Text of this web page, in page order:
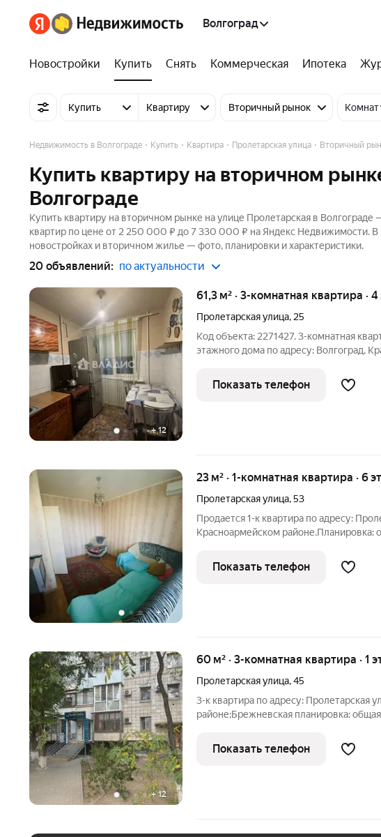
Волгоград
Новостройки Купить Снять Коммерческая Ипотека
Купить Квартиру Вторичный рынок Комнат
Недвижимость в Волгограде Купить Квартира Пролетарская улица Вторичный
Купить квартиру на вторичном
Волгограде
Купить квартиру на вторичном рынке на улице Пролетарская в
квартир по цене от 2 250 000 ₽ до 7 330 000 ₽ на Яндекс Недвижимости.
новостройках и вторичном жилье — фото, планировки и характеристики.
20 объявлений: по актуальности
+12
61,3 м² · 3-комнатная квартира ·
Пролетарская улица, 25
Код объекта: 2271427. 3-комнатная
этажного дома по адресу: Волгоград,
площадь 44,3 кв. метров. Комнаты
Показать телефон
+1
23 м² · 1-комнатная квартира · 6
Пролетарская улица,53
Продается 1-к квартира по адресу:
Красноармейском районе.Планировка:
линолеум, в санузле
воду.Санузел
Показать телефон
+12
60 м² · 3-комнатная квартира · 1
Пролетарская улица,45
3-к квартира по адресу: Пролетарская
районе;Брежневская планировка:
санузел. Есть застекленный
Показать телефон